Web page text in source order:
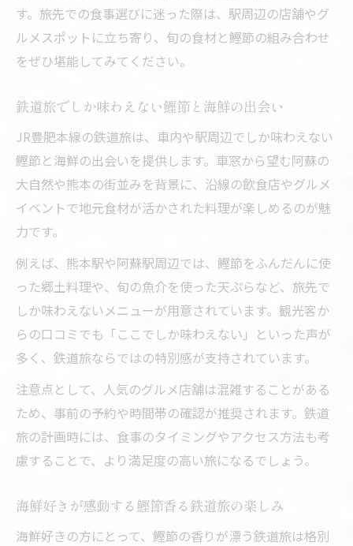
す。旅先での食事選びに迷った際は、駅周辺の店舗やグ
ルメスポットに立ち寄り、旬の食材と鰹節の組み合わせ
をぜひ堪能してみてください。
鉄道旅でしか味わえない鰹節と海鮮の出会い
JR豊肥本線の鉄道旅は、車内や駅周辺でしか味わえない
鰹節と海鮮の出会いを提供します。車窓から望む阿蘇の
大自然や熊本の街並みを背景に、沿線の飲食店やグルメ
イベントで地元食材が活かされた料理が楽しめるのが魅
力です。
例えば、熊本駅や阿蘇駅周辺では、鰹節をふんだんに使
った郷土料理や、旬の魚介を使った天ぷらなど、旅先で
しか味わえないメニューが用意されています。観光客か
らの口コミでも「ここでしか味わえない」といった声が
多く、鉄道旅ならではの特別感が支持されています。
注意点として、人気のグルメ店舗は混雑することがある
ため、事前の予約や時間帯の確認が推奨されます。鉄道
旅の計画時には、食事のタイミングやアクセス方法も考
慮することで、より満足度の高い旅になるでしょう。
海鮮好きが感動する鰹節香る鉄道旅の楽しみ
海鮮好きの方にとって、鰹節の香りが漂う鉄道旅は格別